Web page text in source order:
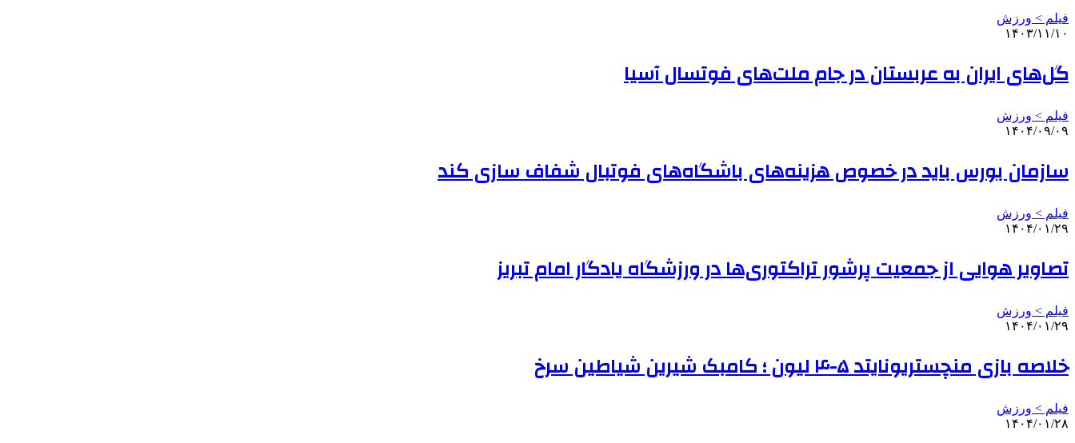
فیلم > ورزش
۱۴۰۳/۱۱/۱۰
گل‌های ایران به عربستان در جام ملت‌های فوتسال آسیا
فیلم > ورزش
۱۴۰۴/۰۹/۰۹
سازمان بورس باید در خصوص هزینه‌های باشگاه‌های فوتبال شفاف سازی کند
فیلم > ورزش
۱۴۰۴/۰۱/۲۹
تصاویر هوایی از جمعیت پرشور تراکتوری‌ها در ورزشگاه یادگار امام تبریز
فیلم > ورزش
۱۴۰۴/۰۱/۲۹
خلاصه بازی منچستریونایتد ۵-۴ لیون ؛ کامبک شیرین شیاطین سرخ
فیلم > ورزش
۱۴۰۴/۰۱/۲۸